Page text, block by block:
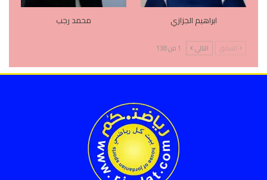
ابراهيم الجزازي محمد رجب
السابق التالي 1 من 138